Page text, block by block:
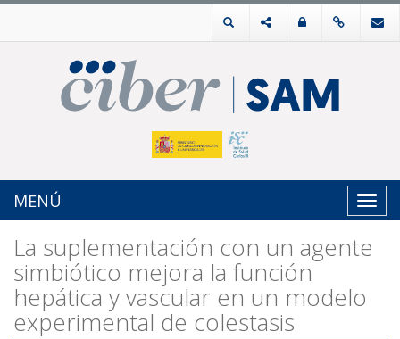
MENÚ
La suplementación con un agente
simbiótico mejora la función
hepática y vascular en un modelo
experimental de colestasis